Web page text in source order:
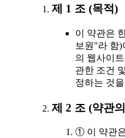
제 1 조 (목적)
이 약관은
보원"라 함
의 웹사이
관한 조건
정하는 것
제 2 조 (약관
① 이 약관